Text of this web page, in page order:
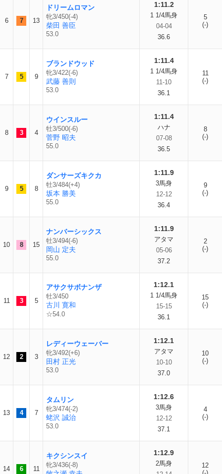
6 7 13
ドリームロマン
牝3/450(-4)
柴田 善臣
53.0
1:11.2
1 1/4馬身
04-04
36.6
5
(-)
7 5 9
ブランドウッド
牝3/422(-6)
武藤 善則
53.0
1:11.4
1 1/4馬身
11-10
36.1
11
(-)
8 3 4
ウインスルー
牡3/500(-6)
菅野 昭夫
55.0
1:11.4
ハナ
07-08
36.5
8
(-)
9 5 8
ダンサーズキクカ
牡3/484(+4)
坂本 勝美
55.0
1:11.9
3馬身
12-12
36.4
9
(-)
10 8 15
ナンバーシックス
牡3/494(-6)
岡山 定夫
55.0
1:11.9
アタマ
05-06
37.2
2
(-)
11 3 5
アサクサボナンザ
牡3/450
古川 寛和
☆54.0
1:12.1
1 1/4馬身
15-15
36.1
15
(-)
12 2 3
レディーウェーバー
牝3/492(+6)
田村 正光
53.0
1:12.1
アタマ
10-10
37.0
10
(-)
13 4 7
タムリン
牝3/474(-2)
蛯沢 誠治
53.0
1:12.6
3馬身
12-12
37.1
4
(-)
14 6 11
キクシンスイ
牝3/436(-8)
1:12.9
2馬身
12